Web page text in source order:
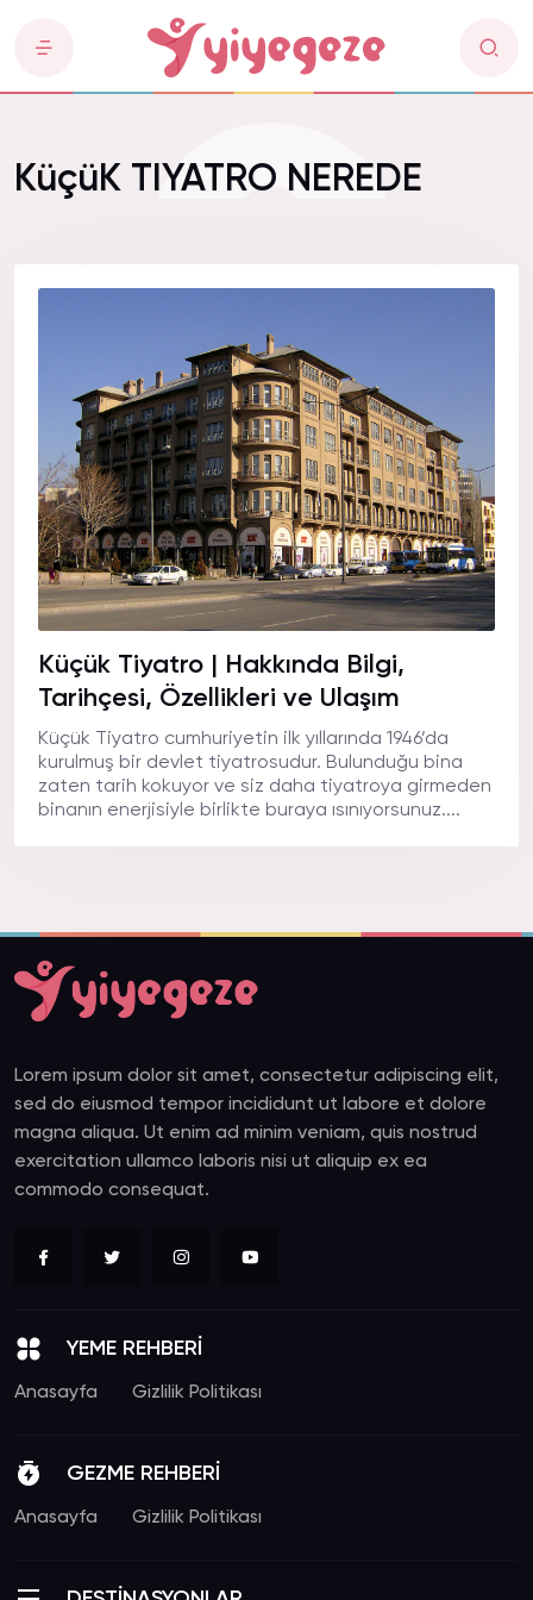
KüçüK TIYATRO NEREDE
Küçük Tiyatro | Hakkında Bilgi,
Tarihçesi, Özellikleri ve Ulaşım
Küçük Tiyatro cumhuriyetin ilk yıllarında 1946’da
kurulmuş bir devlet tiyatrosudur. Bulunduğu bina
zaten tarih kokuyor ve siz daha tiyatroya girmeden
binanın enerjisiyle birlikte buraya ısınıyorsunuz....
Lorem ipsum dolor sit amet, consectetur adipiscing elit,
sed do eiusmod tempor incididunt ut labore et dolore
magna aliqua. Ut enim ad minim veniam, quis nostrud
exercitation ullamco laboris nisi ut aliquip ex ea
commodo consequat.
YEME REHBERİ
Anasayfa Gizlilik Politikası
GEZME REHBERİ
Anasayfa Gizlilik Politikası